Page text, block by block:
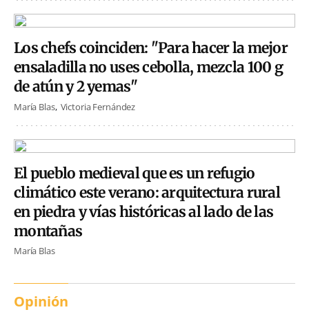
Los chefs coinciden: "Para hacer la mejor
ensaladilla no uses cebolla, mezcla 100 g
de atún y 2 yemas"
María Blas Victoria Fernández
El pueblo medieval que es un refugio
climático este verano: arquitectura rural
en piedra y vías históricas al lado de las
montañas
María Blas
Opinión